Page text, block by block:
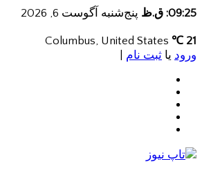
09:25: ق.ظ پنج‌شنبه آگوست 6, 2026
21 ℃
ورود یا ثبت نام